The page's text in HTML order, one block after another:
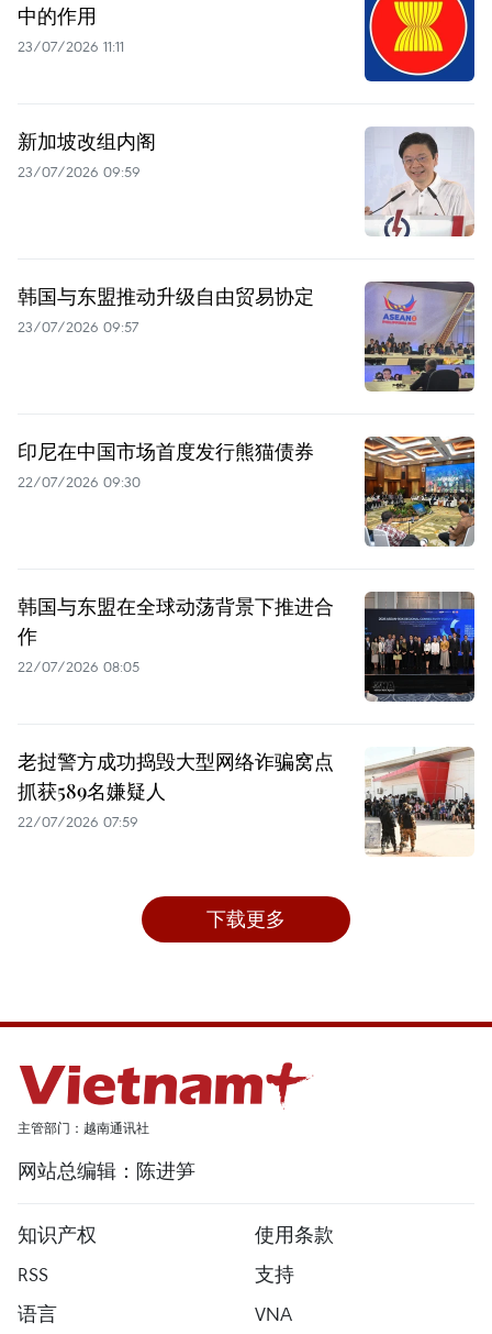
中的作用
23/07/2026 11:11
新加坡改组内阁
23/07/2026 09:59
韩国与东盟推动升级自由贸易协定
23/07/2026 09:57
印尼在中国市场首度发行熊猫债券
22/07/2026 09:30
韩国与东盟在全球动荡背景下推进合
作
22/07/2026 08:05
老挝警方成功捣毁大型网络诈骗窝点
抓获589名嫌疑人
22/07/2026 07:59
下载更多
主管部门：越南通讯社
网站总编辑：陈进笋
知识产权
使用条款
RSS
支持
语言
VNA